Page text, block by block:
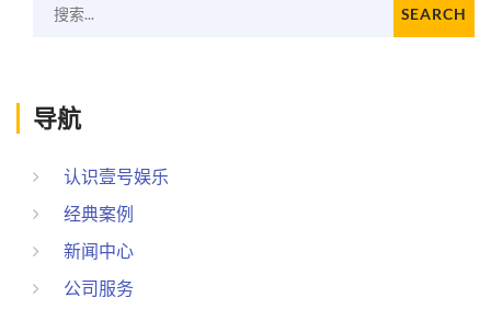
搜索... SEARCH
导航
认识壹号娱乐
经典案例
新闻中心
公司服务